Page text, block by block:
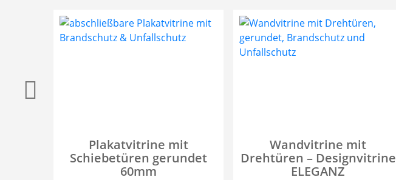
Plakatvitrine mit
Schiebetüren gerundet
60mm
Wandvitrine mit
Drehtüren – Designvitrine
ELEGANZ